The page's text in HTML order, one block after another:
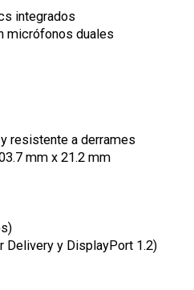
integrados
micrófonos duales
resistente a derrames
mm x 21.2 mm
Delivery y DisplayPort 1.2)